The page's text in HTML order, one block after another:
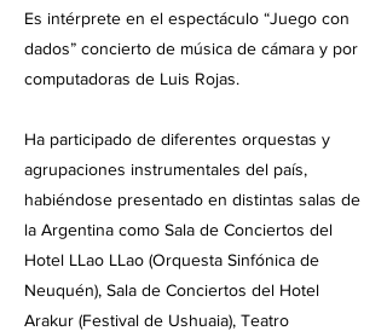
Es intérprete en el espectáculo “Juego con
dados” concierto de música de cámara y por
computadoras de Luis Rojas.
Ha participado de diferentes orquestas y
agrupaciones instrumentales del país,
habiéndose presentado en distintas salas de
la Argentina como Sala de Conciertos del
Hotel LLao LLao (Orquesta Sinfónica de
Neuquén), Sala de Conciertos del Hotel
Arakur (Festival de Ushuaia), Teatro